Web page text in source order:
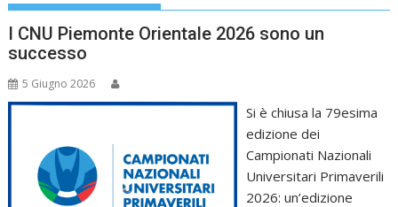
I CNU Piemonte Orientale 2026 sono un
successo
5 Giugno 2026
Si è chiusa la 79esima
edizione dei
Campionati Nazionali
Universitari Primaverili
2026: un’edizione